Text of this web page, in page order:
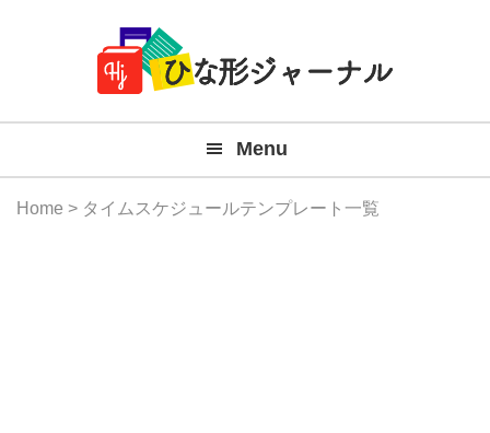
Navigation
料
テ
Menu
Home > タイムスケジュールテンプレート一覧